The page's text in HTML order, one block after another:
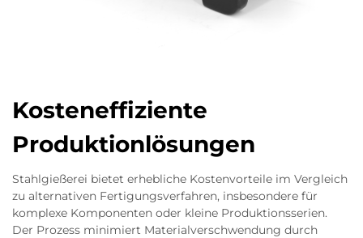
Kosteneffiziente
Produktionlösungen
Stahlgießerei bietet erhebliche Kostenvorteile im Vergleich
zu alternativen Fertigungsverfahren, insbesondere für
komplexe Komponenten oder kleine Produktionsserien.
Der Prozess minimiert Materialverschwendung durch